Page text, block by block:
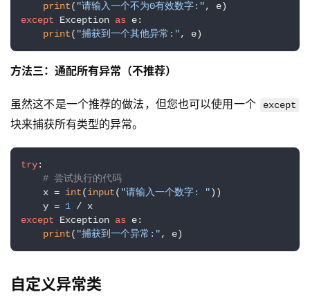
print( "请输入一个不为0有效数字:"
except Exception as e:
print( "捕获到一个其他异常:", e)
方法三：通配所有异常（不推荐）
虽然这不是一个推荐的做法，但您也可以使用一个 except
块来捕获所有类型的异常。
try:
# 尝试执行的代码
    x =
int(input( "请输入一个数字: "))
    y =
1
except Exception as e:
print( "捕获到一个异常:", e)
自定义异常类